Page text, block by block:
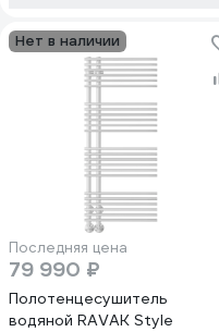
Нет в наличии
Последняя цена
79 990 ₽
Полотенцесушитель
водяной RAVAK Style